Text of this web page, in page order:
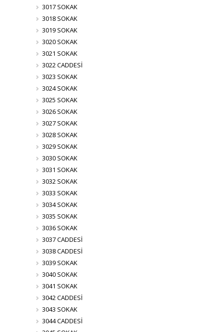
3017 SOKAK
3018 SOKAK
3019 SOKAK
3020 SOKAK
3021 SOKAK
3022 CADDESİ
3023 SOKAK
3024 SOKAK
3025 SOKAK
3026 SOKAK
3027 SOKAK
3028 SOKAK
3029 SOKAK
3030 SOKAK
3031 SOKAK
3032 SOKAK
3033 SOKAK
3034 SOKAK
3035 SOKAK
3036 SOKAK
3037 CADDESİ
3038 CADDESİ
3039 SOKAK
3040 SOKAK
3041 SOKAK
3042 CADDESİ
3043 SOKAK
3044 CADDESİ